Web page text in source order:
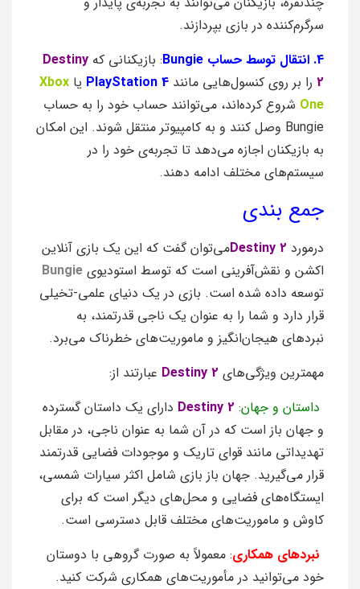
سرگرم‌کننده در بازی بپردازند.
4. انتقال توسط حساب Bungie
: بازیکنانی که Destiny
2 را بر روی کنسول‌هایی مانند PlayStation 4 یا Xbox
One شروع کرده‌اند، می‌توانند حساب خود را به حساب
Bungie وصل کنند و به کامپیوتر منتقل شوند. این امکان
به بازیکنان اجازه می‌دهد تا تجربه‌ی خود را در
سیستم‌های مختلف ادامه دهند.
جمع بندی
درمورد Destiny 2می‌توان گفت که این یک بازی آنلاین
اکشن و نقش‌آفرینی است که توسط استودیوی Bungie
توسعه داده شده است. بازی در یک دنیای علمی-تخیلی
قرار دارد و شما را به عنوان یک ناجی قدرتمند، به
نبردهای هیجان‌انگیز و ماموریت‌های خطرناک می‌برد.
مهمترین ویژگی‌های Destiny 2 عبارتند از:
داستان و جهان:
Destiny 2 دارای یک داستان گسترده
و جهان باز است که در آن شما به عنوان ناجی، در مقابل
تهدیداتی مانند قوای تاریک و موجودات فضایی قدرتمند
قرار می‌گیرید. جهان باز بازی شامل اکثر سیارات شمسی،
ایستگاه‌های فضایی و محل‌های دیگر است که برای
کاوش و ماموریت‌های مختلف قابل دسترسی است.
نبردهای همکاری: معمولاً به صورت گروهی با دوستان
خود می‌توانید در مأموریت‌های همکاری شرکت کنید.